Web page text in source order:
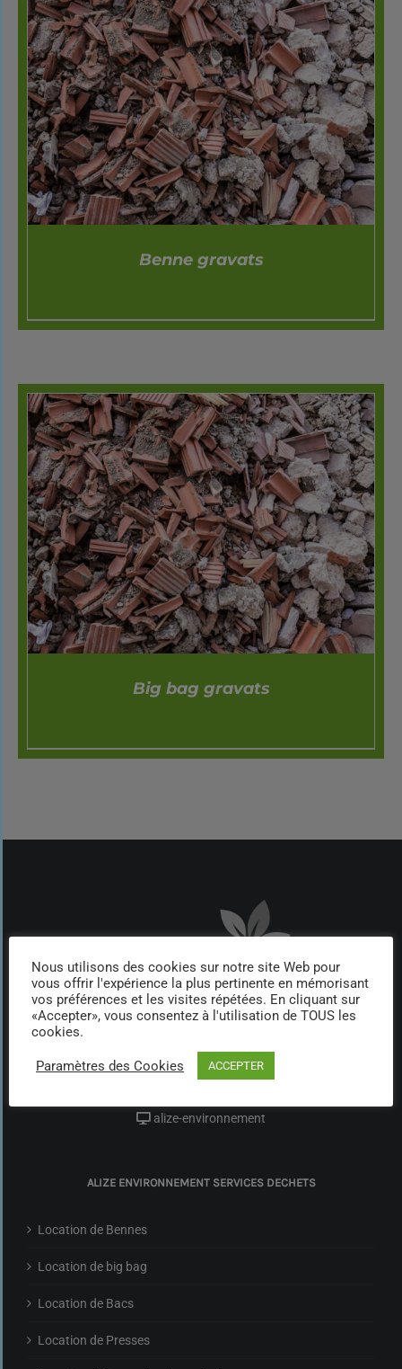
Benne gravats
Big bag gravats
97224 DUCOS
0596 609 569
alize-environnement
ALIZE ENVIRONNEMENT SERVICES DECHETS
Location de Bennes
Location de big bag
Location de Bacs
Location de Presses
Nous utilisons des cookies sur notre site Web pour
vous offrir l'expérience la plus pertinente en mémorisant
vos préférences et les visites répétées. En cliquant sur
«Accepter», vous consentez à l'utilisation de TOUS les
cookies.
Paramètres des Cookies ACCEPTER